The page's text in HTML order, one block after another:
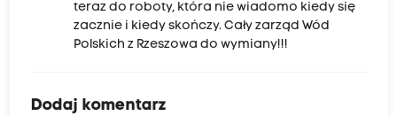
teraz do roboty, która nie wiadomo kiedy się
zacznie i kiedy skończy. Cały zarząd Wód
Polskich z Rzeszowa do wymiany!!!
Dodaj komentarz